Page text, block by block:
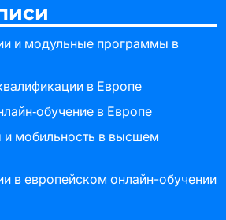
и модульные программы в
в Европе
в Европе
мобильность в высшем
в европейском онлайн-обучении